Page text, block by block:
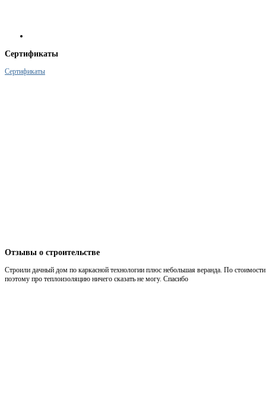
Сертификаты
Сертификаты
Отзывы о строительстве
Строили дачный дом по каркасной технологии плюс небольшая веранда. По
поэтому про теплоизоляцию ничего сказать не могу. Спасибо